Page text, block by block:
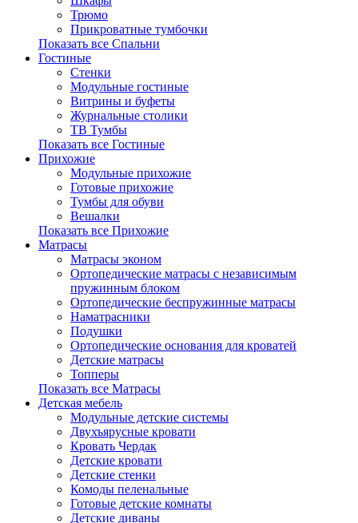
Трюмо
Прикроватные тумбочки
Показать все Спальни
Гостиные
Стенки
Модульные гостиные
Витрины и буфеты
Журнальные столики
ТВ Тумбы
Показать все Гостиные
Прихожие
Модульные прихожие
Готовые прихожие
Тумбы для обуви
Вешалки
Показать все Прихожие
Матрасы
Матрасы эконом
Ортопедические матрасы с независимым
пружинным блоком
Ортопедические беспружинные матрасы
Наматрасники
Подушки
Ортопедические основания для кроватей
Детские матрасы
Топперы
Показать все Матрасы
Детская мебель
Модульные детские системы
Двухъярусные кровати
Кровать Чердак
Детские кровати
Детские стенки
Комоды пеленальные
Готовые детские комнаты
Детские диваны